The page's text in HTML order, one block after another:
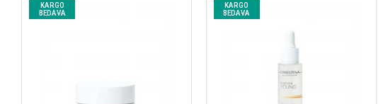
KARGO
BEDAVA
KARGO
BEDAVA